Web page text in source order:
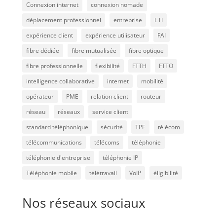
Connexion internet
connexion nomade
déplacement professionnel
entreprise
ETI
expérience client
expérience utilisateur
FAI
fibre dédiée
fibre mutualisée
fibre optique
fibre professionnelle
flexibilité FTTH
FTTO
intelligence collaborative
internet
mobilité
opérateur
PME relation client
routeur
réseau
réseaux
service client
standard téléphonique
sécurité TPE
télécom
télécommunications
télécoms
téléphonie
téléphonie d'entreprise
téléphonie IP
Téléphonie mobile
télétravail VoIP éligibilité
Nos réseaux sociaux